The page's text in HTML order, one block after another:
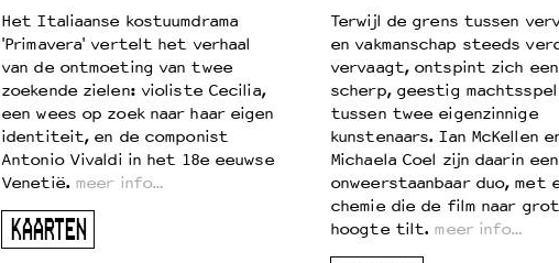
Het Italiaanse kostuumdrama
'Primavera' vertelt het verhaal
van de ontmoeting van twee
zoekende zielen: violiste Cecilia,
een wees op zoek naar haar eigen
identiteit, en de componist
Antonio Vivaldi in het 18e eeuwse
Venetië. meer info…
KAARTEN
Terwijl de grens tussen
en vakmanschap steeds
vervaagt, ontspint zich een
scherp, geestig machtsspel
tussen twee eigenzinnige
kunstenaars. Ian McKellen
Michaela Coel zijn daarin een
onweerstaanbaar duo, met
chemie die de film naar
hoogte tilt. meer info…